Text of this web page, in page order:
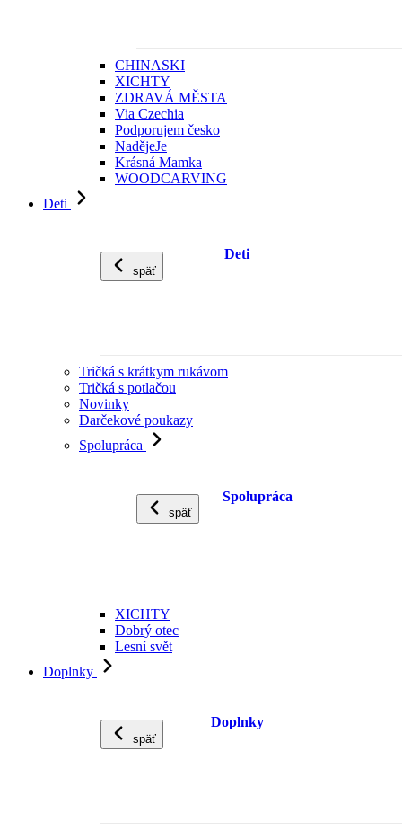
CHINASKI
XICHTY
ZDRAVÁ MĚSTA
Via Czechia
Podporujem česko
NadějeJe
Krásná Mamka
WOODCARVING
Deti
späť
Deti
Tričká s krátkym rukávom
Tričká s potlačou
Novinky
Darčekové poukazy
Spolupráca
späť
Spolupráca
XICHTY
Dobrý otec
Lesní svět
Doplnky
späť
Doplnky